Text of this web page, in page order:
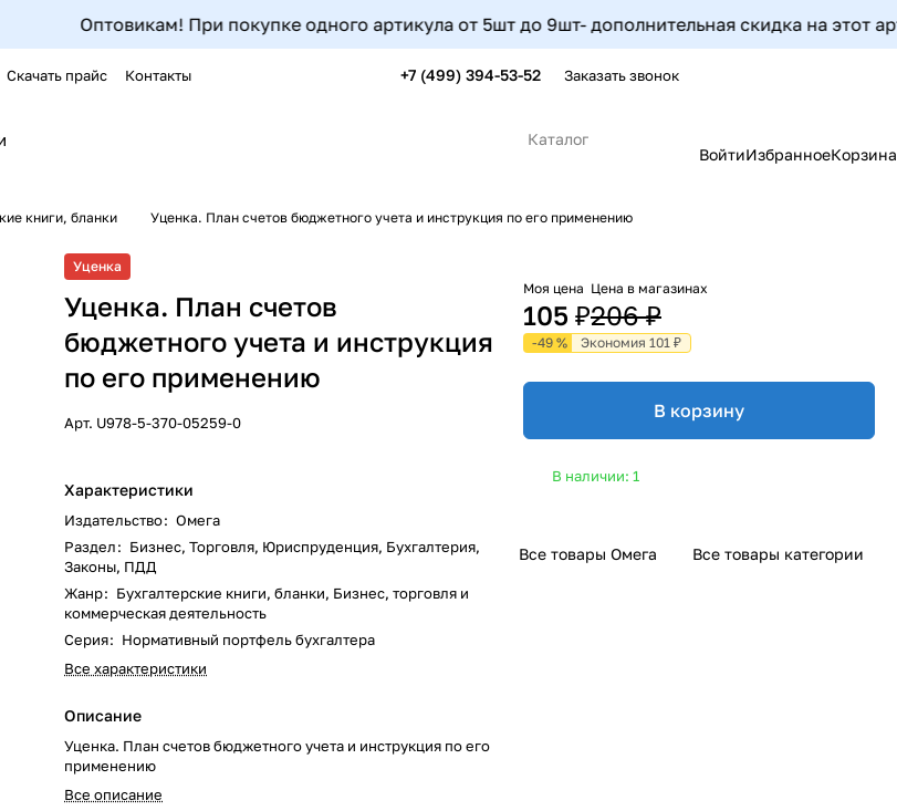
Оптовикам! При покупке одного артикула от 5шт до 9шт- дополнительная скидка на этот
Скачать прайс Контакты +7 (499) 394-53-52 Заказать звонок
Каталог
ВойтиИзбранноеКорзина
книги, бланки Уценка. План счетов бюджетного учета и инструкция по его применению
Уценка
Уценка. План счетов
бюджетного учета и инструкция
по его применению
Арт. U978-5-370-05259-0
Характеристики
Издательство: Омега
Раздел: Бизнес, Торговля, Юриспруденция, Бухгалтерия,
Законы, ПДД
Жанр: Бухгалтерские книги, бланки, Бизнес, торговля и
коммерческая деятельность
Серия: Нормативный портфель бухгалтера
Все характеристики
Описание
Уценка. План счетов бюджетного учета и инструкция по его
применению
Все описание
Моя цена
105 ₽
Цена в магазинах
206 ₽
-49 % Экономия 101 ₽
В корзину
В наличии: 1
Все товары Омега Все товары категории